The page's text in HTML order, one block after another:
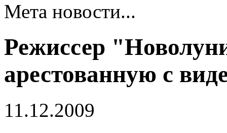
Мета новости...
Режиссер
арестованную с
11.12.2009